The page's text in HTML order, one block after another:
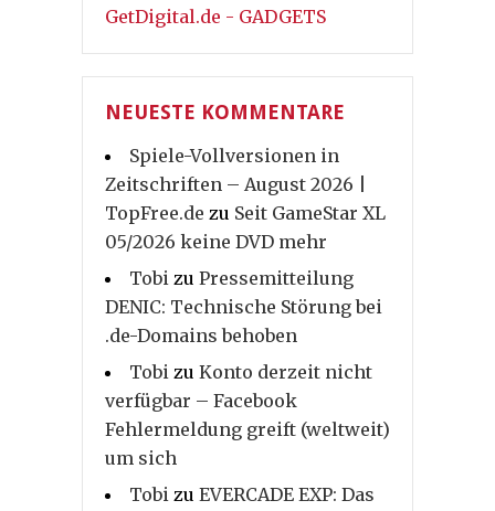
GetDigital.de - GADGETS
NEUESTE KOMMENTARE
Spiele-Vollversionen in
Zeitschriften – August 2026 |
TopFree.de zu Seit GameStar XL
05/2026 keine DVD mehr
Tobi zu Pressemitteilung
DENIC: Technische Störung bei
.de-Domains behoben
Tobi zu Konto derzeit nicht
verfügbar – Facebook
Fehlermeldung greift (weltweit)
um sich
Tobi zu EVERCADE EXP: Das